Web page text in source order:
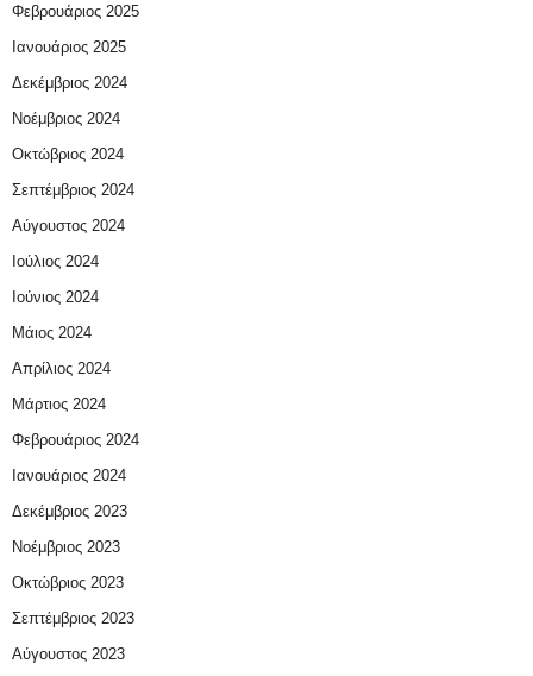
Φεβρουάριος 2025
Ιανουάριος 2025
Δεκέμβριος 2024
Νοέμβριος 2024
Οκτώβριος 2024
Σεπτέμβριος 2024
Αύγουστος 2024
Ιούλιος 2024
Ιούνιος 2024
Μάιος 2024
Απρίλιος 2024
Μάρτιος 2024
Φεβρουάριος 2024
Ιανουάριος 2024
Δεκέμβριος 2023
Νοέμβριος 2023
Οκτώβριος 2023
Σεπτέμβριος 2023
Αύγουστος 2023